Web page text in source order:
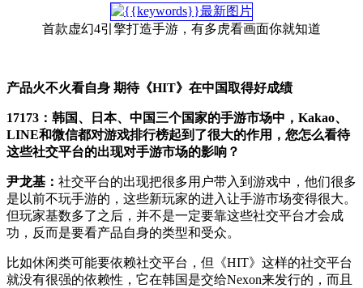
首款虚幻4引擎打造手游，有多虎看画面你就知道
产品火不火看自身 期待《HIT》在中国取得好成绩
17173：韩国、日本、中国三个国家的手游市场中，Kakao、
LINE和微信都对游戏排行榜起到了很大的作用，您怎么看待
这些社交平台的出现对手游市场的影响？
尹龙基： 社交平台的出现把很多用户带入到游戏中，他们很多
是以前不玩手游的，这些新玩家的进入让手游市场变得很大。
但玩家基数多了之后，并不是一定要靠这些社交平台才会成
功，反而是要看产品自身的类型和受众。
比如休闲类可能要依赖社交平台，但《HIT》这样的社交平台
就没有很强的依赖性，它在韩国是交给Nexon来发行的，而且